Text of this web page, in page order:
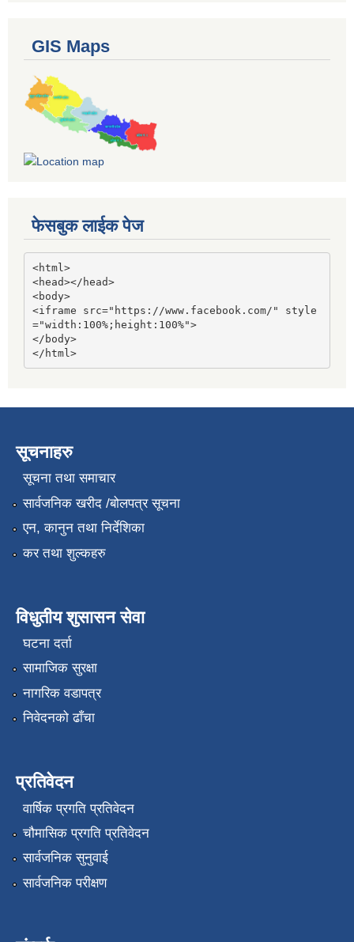
GIS Maps
फेसबुक लाईक पेज
<html>
<head></head>
<body>
<iframe src="https://www.facebook.com/" style
="width:100%;height:100%">
</body>
</html>
सूचनाहरु
सूचना तथा समाचार
सार्वजनिक खरीद /बोलपत्र सूचना
एन, कानुन तथा निर्देशिका
कर तथा शुल्कहरु
विधुतीय शुसासन सेवा
घटना दर्ता
सामाजिक सुरक्षा
नागरिक वडापत्र
निवेदनको ढाँचा
प्रतिवेदन
वार्षिक प्रगति प्रतिवेदन
चौमासिक प्रगति प्रतिवेदन
सार्वजनिक सुनुवाई
सार्वजनिक परीक्षण